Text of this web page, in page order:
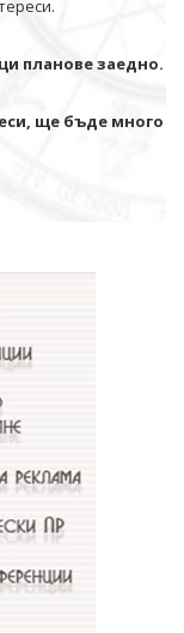
планове заедно.
ще бъде много